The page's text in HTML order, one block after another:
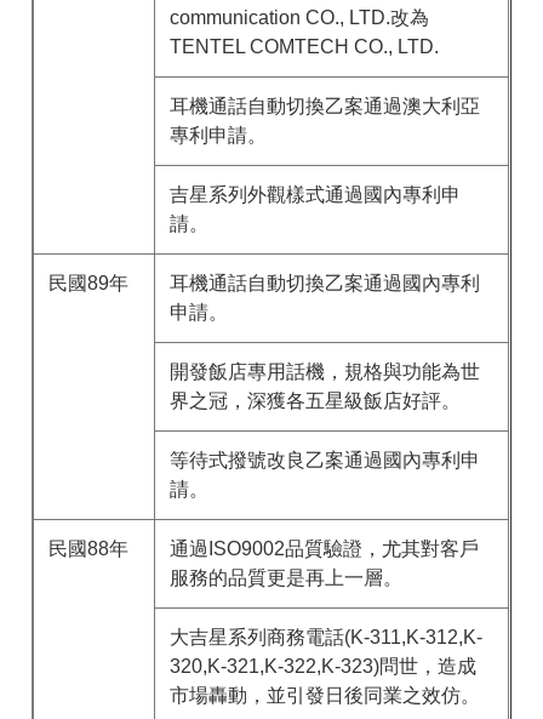
communication CO., LTD.改為
TENTEL COMTECH CO., LTD.
耳機通話自動切換乙案通過澳大利亞
專利申請。
吉星系列外觀樣式通過國內專利申
請。
民國89年
耳機通話自動切換乙案通過國內專利
申請。
開發飯店專用話機，規格與功能為世
界之冠，深獲各五星級飯店好評。
等待式撥號改良乙案通過國內專利申
請。
民國88年
通過ISO9002品質驗證，尤其對客戶
服務的品質更是再上一層。
大吉星系列商務電話(K-311,K-312,K-
320,K-321,K-322,K-323)問世，造成
市場轟動，並引發日後同業之效仿。